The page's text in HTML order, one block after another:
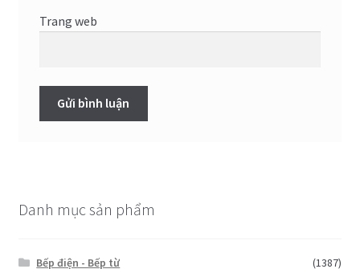
Trang web
Danh mục sản phẩm
Bếp điện - Bếp từ
(1387)